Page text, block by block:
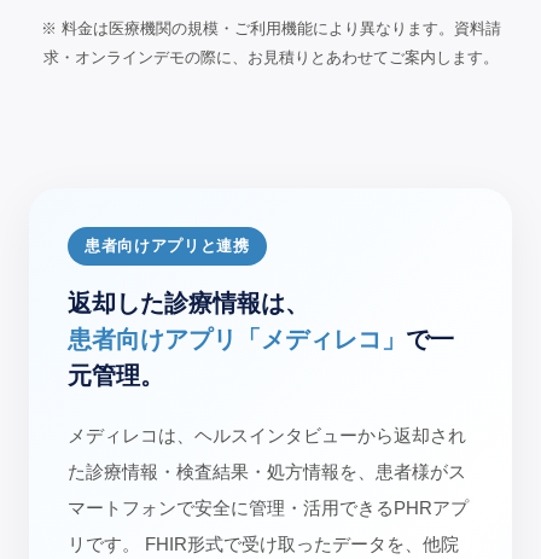
※ 料金は医療機関の規模・ご利用機能により異なります。資料請
求・オンラインデモの際に、お見積りとあわせてご案内します。
患者向けアプリと連携
返却した診療情報は、
患者向けアプリ「メディレコ」 で一
元管理。
メディレコは、ヘルスインタビューから返却され
た診療情報・検査結果・処方情報を、患者様がス
マートフォンで安全に管理・活用できるPHRアプ
リです。 FHIR形式で受け取ったデータを、他院